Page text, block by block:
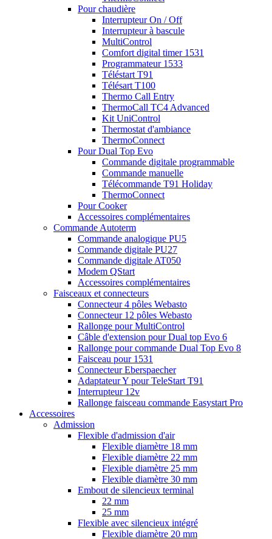
Pour chaudière
Interrupteur On / Off
Interrupteur à bascule
MultiControl
Comfort digital timer 1531
Programmateur 1533
Téléstart T91
Télésart T100
Thermo Call Entry
ThermoCall TC4 Advanced
Kit UniControl
Thermostat d'ambiance
ThermoConnect
Pour Dual Top Evo
Commande digitale programmable
Commande manuelle
Télécommande T91 Holiday
ThermoConnect
Pour Cooker
Accessoires complémentaires
Commande Autoterm
Commande analogique PU5
Commande digitale PU27
Commande digitale AT050
Modem QStart
Accessoires complémentaires
Faisceaux et connecteurs
Connecteur 4 pôles Webasto
Connecteur 12 pôles Webasto
Rallonge pour MultiControl
Câble d'extension pour Dual top Evo 6
Rallonge pour commande Dual Top Evo 8
Faisceau pour 1531
Connecteur Eberspaecher
Adaptateur Y pour TeleStart T91
Interrupteur 12v
Rallonge faisceau commande Easystart Pro
Accessoires
Admission
Flexible d'admission d'air
Flexible diamètre 18 mm
Flexible diamètre 22 mm
Flexible diamètre 25 mm
Flexible diamètre 30 mm
Embout de silencieux terminal
22 mm
25 mm
Flexible avec silencieux intégré
Flexible diamètre 20 mm